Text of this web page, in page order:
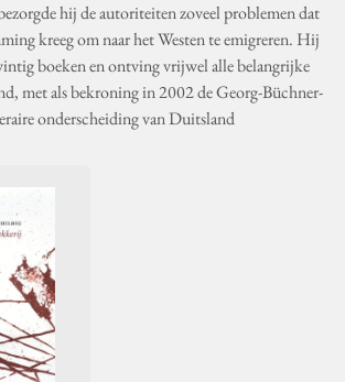
hij de autoriteiten zoveel problemen dat
kreeg om naar het Westen te emigreren. Hij
boeken en ontving vrijwel alle belangrijke
met als bekroning in 2002 de Georg-Büchner-
onderscheiding van Duitsland